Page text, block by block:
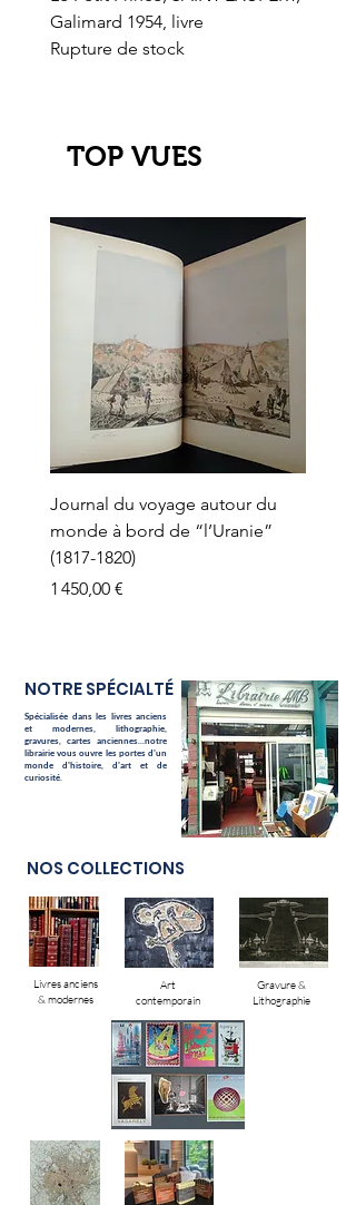
Galimard 1954, livre
Rupture de stock
TOP VUES
Journal du voyage autour du
monde à bord de “l’Uranie”
(1817-1820)
Prix
1 450,00 €
NOTRE SPÉCIALTÉ
Spécialisée dans les livres anciens
et modernes, lithographie,
gravures, cartes anciennes...notre
librairie vous ouvre les portes d'un
monde d'histoire, d'art et de
curiosité.
NOS COLLECTIONS
Livres anciens
& modernes
Art
contemporain
Gravure &
Lithographie